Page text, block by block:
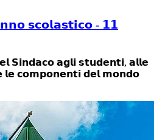
𝘀𝗰𝗼𝗹𝗮𝘀𝘁𝗶𝗰𝗼 - 𝟭𝟭
𝗦𝗶𝗻𝗱𝗮𝗰𝗼 𝗮𝗴𝗹𝗶 𝘀𝘁𝘂𝗱𝗲𝗻𝘁𝗶, 𝗮𝗹𝗹𝗲
𝗹𝗲 𝗰𝗼𝗺𝗽𝗼𝗻𝗲𝗻𝘁𝗶 𝗱𝗲𝗹 𝗺𝗼𝗻𝗱𝗼